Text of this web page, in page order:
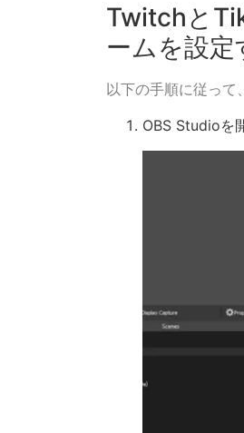
Twitchと
ームを設定
以下の手順に従って
OBS Studioを